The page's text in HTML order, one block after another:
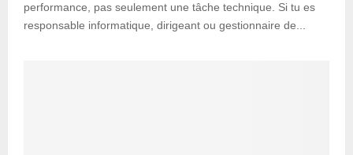
performance, pas seulement une tâche technique. Si tu es
responsable informatique, dirigeant ou gestionnaire de...